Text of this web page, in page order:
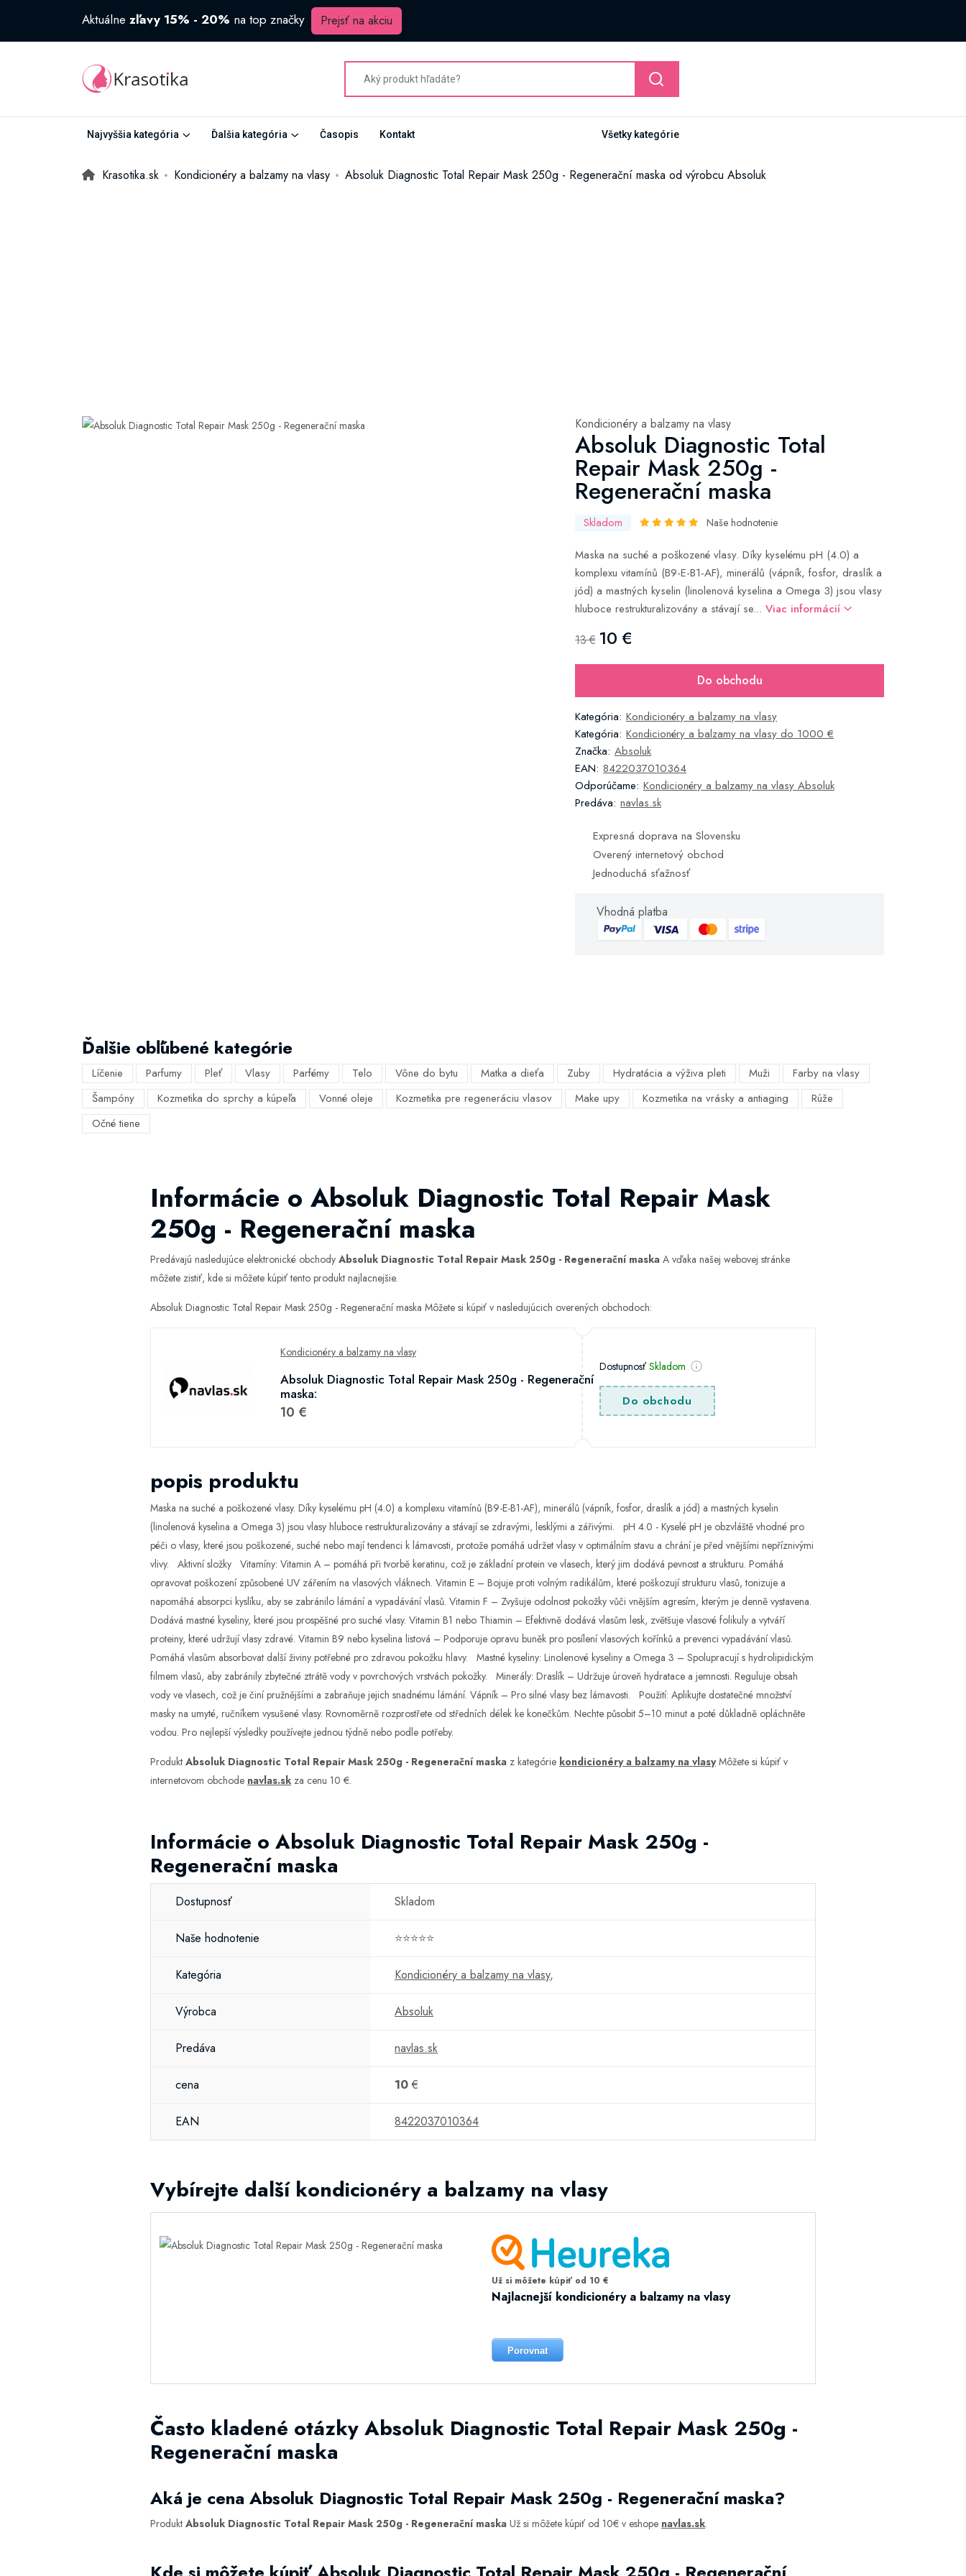
Aktuálne zľavy 15% - 20% na top značky Prejsť na akciu
Najvyššia kategória Ďalšia kategória Časopis Kontakt Všetky kategórie
Krasotika.sk Kondicionéry a balzamy na vlasy Absoluk Diagnostic Total Repair Mask 250g - Regenerační maska od výrobcu Absoluk
Kondicionéry a balzamy na vlasy
Absoluk Diagnostic Total
Repair Mask 250g -
Regenerační maska
Skladom Naše hodnotenie
Maska na suché a poškozené vlasy. Díky kyselému pH (4.0) a
komplexu vitamínů (B9-E-B1-AF), minerálů (vápník, fosfor, draslík a
jód) a mastných kyselin (linolenová kyselina a Omega 3) jsou vlasy
hluboce restrukturalizovány a stávají se... Viac informácií
13 € 10 €
Do obchodu
Kategória: Kondicionéry a balzamy na vlasy
Kategória: Kondicionéry a balzamy na vlasy do 1000 €
Značka: Absoluk
EAN: 8422037010364
Odporúčame: Kondicionéry a balzamy na vlasy Absoluk
Predáva: navlas.sk
Expresná doprava na Slovensku
Overený internetový obchod
Jednoduchá sťažnosť
Vhodná platba
Ďalšie obľúbené kategórie
Líčenie Parfumy Pleť Vlasy Parfémy Telo Vône do bytu Matka a dieťa Zuby Hydratácia a výživa pleti Muži
Farby na vlasy
Šampóny
Kozmetika do sprchy a kúpeľa Vonné oleje Kozmetika pre regeneráciu vlasov Make upy Kozmetika na vrásky a antiaging
Rúže
Očné tiene
Informácie o Absoluk Diagnostic Total Repair Mask
250g - Regenerační maska
Predávajú nasledujúce elektronické obchody Absoluk Diagnostic Total Repair Mask 250g - Regenerační maska A vďaka našej webovej stránke
môžete zistiť, kde si môžete kúpiť tento produkt najlacnejšie.
Absoluk Diagnostic Total Repair Mask 250g - Regenerační maska Môžete si kúpiť v nasledujúcich overených obchodoch:
Kondicionéry a balzamy na vlasy
Absoluk Diagnostic Total Repair Mask 250g - Regenerační
maska:
10 €
DostupnosťSkladom
Do obchodu
popis produktu
Maska na suché a poškozené vlasy. Díky kyselému pH (4.0) a komplexu vitamínů (B9-E-B1-AF), minerálů (vápník, fosfor, draslík a jód) a mastných kyselin
(linolenová kyselina a Omega 3) jsou vlasy hluboce restrukturalizovány a stávají se zdravými, lesklými a zářivými. pH 4.0 - Kyselé pH je obzvláště vhodné pro
péči o vlasy, které jsou poškozené, suché nebo mají tendenci k lámavosti, protože pomáhá udržet vlasy v optimálním stavu a chrání je před vnějšími nepříznivými
vlivy. Aktivní složky Vitamíny: Vitamin A – pomáhá při tvorbě keratinu, což je základní protein ve vlasech, který jim dodává pevnost a strukturu. Pomáhá
opravovat poškození způsobené UV zářením na vlasových vláknech. Vitamin E – Bojuje proti volným radikálům, které poškozují strukturu vlasů, tonizuje a
napomáhá absorpci kyslíku, aby se zabránilo lámání a vypadávání vlasů. Vitamin F – Zvyšuje odolnost pokožky vůči vnějším agresím, kterým je denně vystavena.
Dodává mastné kyseliny, které jsou prospěšné pro suché vlasy. Vitamin B1 nebo Thiamin – Efektivně dodává vlasům lesk, zvětšuje vlasové folikuly a vytváří
proteiny, které udržují vlasy zdravé. Vitamin B9 nebo kyselina listová – Podporuje opravu buněk pro posílení vlasových kořínků a prevenci vypadávání vlasů.
Pomáhá vlasům absorbovat další živiny potřebné pro zdravou pokožku hlavy. Mastné kyseliny: Linolenové kyseliny a Omega 3 – Spolupracují s hydrolipidickým
filmem vlasů, aby zabránily zbytečné ztrátě vody v povrchových vrstvách pokožky. Minerály: Draslík – Udržuje úroveň hydratace a jemnosti. Reguluje obsah
vody ve vlasech, což je činí pružnějšími a zabraňuje jejich snadnému lámání. Vápník – Pro silné vlasy bez lámavosti. Použití: Aplikujte dostatečné množství
masky na umyté, ručníkem vysušené vlasy. Rovnoměrně rozprostřete od středních délek ke konečkům. Nechte působit 5–10 minut a poté důkladně opláchněte
vodou. Pro nejlepší výsledky používejte jednou týdně nebo podle potřeby.
Produkt Absoluk Diagnostic Total Repair Mask 250g - Regenerační maska z kategórie kondicionéry a balzamy na vlasyMôžete si kúpiť v
internetovom obchode navlas.sk za cenu 10 €.
Informácie o Absoluk Diagnostic Total Repair Mask 250g -
Regenerační maska
Dostupnosť Skladom
Naše hodnotenie ⭐⭐⭐⭐⭐
Kategória Kondicionéry a balzamy na vlasy,
Výrobca Absoluk
Predáva navlas.sk
cena 10 €
EAN 8422037010364
Vybírejte další kondicionéry a balzamy na vlasy
Už si môžete kúpiť od 10 €
Najlacnejší kondicionéry a balzamy na vlasy
Porovnat
Často kladené otázky Absoluk Diagnostic Total Repair Mask 250g -
Regenerační maska
Aká je cena Absoluk Diagnostic Total Repair Mask 250g - Regenerační maska?
Produkt Absoluk Diagnostic Total Repair Mask 250g - Regenerační maska Už si môžete kúpiť od 10€ v eshope navlas.sk.